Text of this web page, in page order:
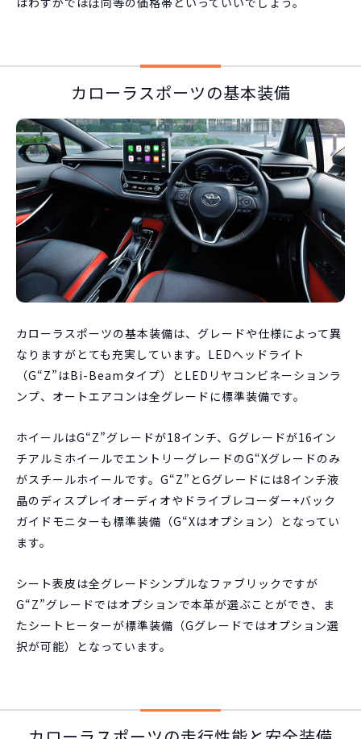
カローラスポーツの基本装備
カローラスポーツの基本装備は、グレードや仕様によって異
なりますがとても充実しています。LEDヘッドライト
（G“Z”はBi-Beamタイプ）とLEDリヤコンビネーションラ
ンプ、オートエアコンは全グレードに標準装備です。
ホイールはG“Z”グレードが18インチ、Gグレードが16イン
チアルミホイールでエントリーグレードのG“Xグレードのみ
がスチールホイールです。G“Z”とGグレードには8インチ液
晶のディスプレイオーディオやドライブレコーダー+バック
ガイドモニターも標準装備（G“Xはオプション）となってい
ます。
シート表皮は全グレードシンプルなファブリックですが
G“Z”グレードではオプションで本革が選ぶことができ、ま
たシートヒーターが標準装備（Gグレードではオプション選
択が可能）となっています。